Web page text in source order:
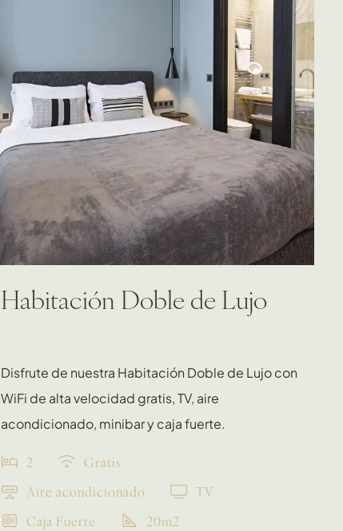
Habitación Doble de Lujo
Disfrute de nuestra Habitación Doble de Lujo con
WiFi de alta velocidad gratis, TV, aire
acondicionado, minibar y caja fuerte.
2
Gratis
Aire acondicionado
TV
Caja Fuerte
20m2